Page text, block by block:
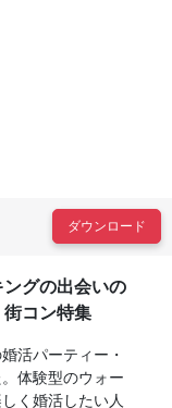
ダウンロード
グの出会いの
コン特集
活パーティー・
体験型のウォー
く婚活したい人